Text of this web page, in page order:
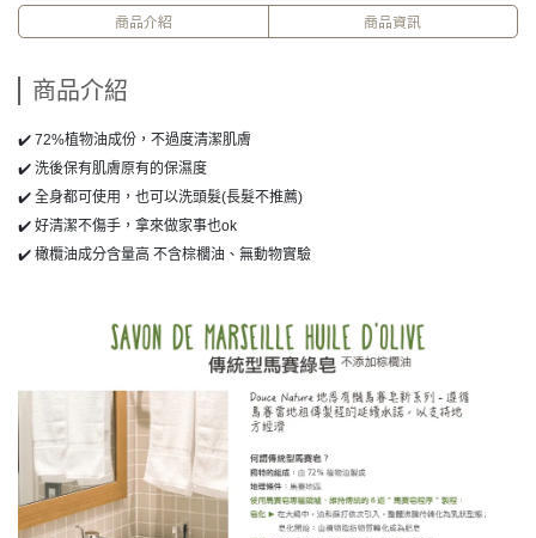
商品介紹 商品資訊
商品介紹
✔️ 72%植物油成份，不過度清潔肌膚
✔️ 洗後保有肌膚原有的保濕度
✔️ 全身都可使用，也可以洗頭髮(長髮不推薦)
✔️ 好清潔不傷手，拿來做家事也ok
✔️ 橄欖油成分含量高 不含棕櫚油、無動物實驗